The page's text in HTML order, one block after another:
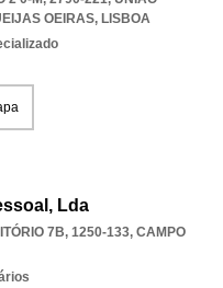
OEIRAS, LISBOA
Lda
7B, 1250-133, CAMPO